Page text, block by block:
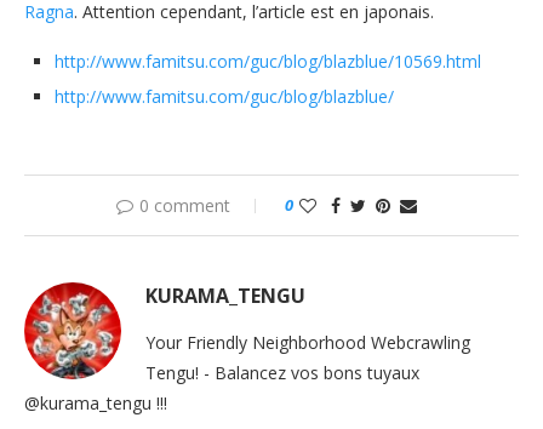
Ragna. Attention cependant, l’article est en japonais.
http://www.famitsu.com/guc/blog/blazblue/10569.html
http://www.famitsu.com/guc/blog/blazblue/
0 comment 0
KURAMA_TENGU
Your Friendly Neighborhood Webcrawling
Tengu! - Balancez vos bons tuyaux
@kurama_tengu !!!